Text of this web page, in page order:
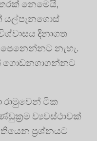
නෙමෙයි,
යල්පැනගොස්
දිනාගත
නැහැ.
ගොඩනගාගන්නට
රාමුවෙන් ටික
ව්‍යවස්ථාවක්
ප්‍රශ්නයට